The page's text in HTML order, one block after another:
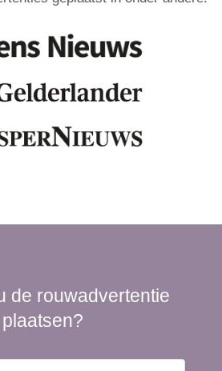
de rouwadvertentie
plaatsen?